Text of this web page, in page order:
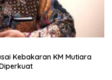
Kebakaran KM Mutiara